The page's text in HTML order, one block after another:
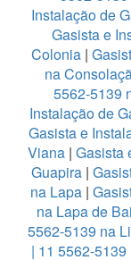
Instalação de
Gasista e
Colonia |
na
5562-5139
Instalação de
Gasista e
Viana | Gasista
Guapira|
na Lapa |
na Lapa de
5562-5139 na
| 11 5562-